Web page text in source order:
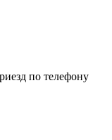
по телефону